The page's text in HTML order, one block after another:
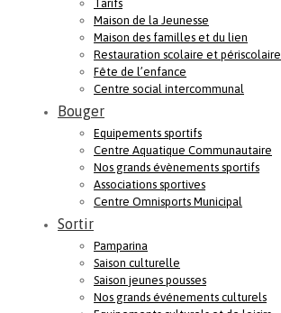
Tarifs
Maison de la Jeunesse
Maison des familles et du lien
Restauration scolaire et périscolaire
Fête de l’enfance
Centre social intercommunal
Bouger
Equipements sportifs
Centre Aquatique Communautaire
Nos grands évènements sportifs
Associations sportives
Centre Omnisports Municipal
Sortir
Pamparina
Saison culturelle
Saison jeunes pousses
Nos grands événements culturels